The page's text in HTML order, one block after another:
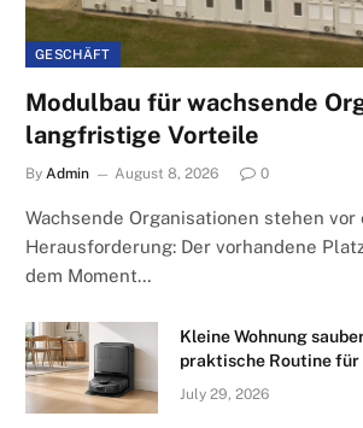
GESCHÄFT
Modulbau für wachsende
langfristige Vorteile
By Admin August 8, 2026 0
Wachsende Organisationen stehen
Herausforderung: Der vorhandene
dem Moment…
Kleine Wohnung
praktische Routine für
July 29, 2026